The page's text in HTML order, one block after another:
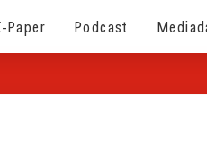
Paper Podcast